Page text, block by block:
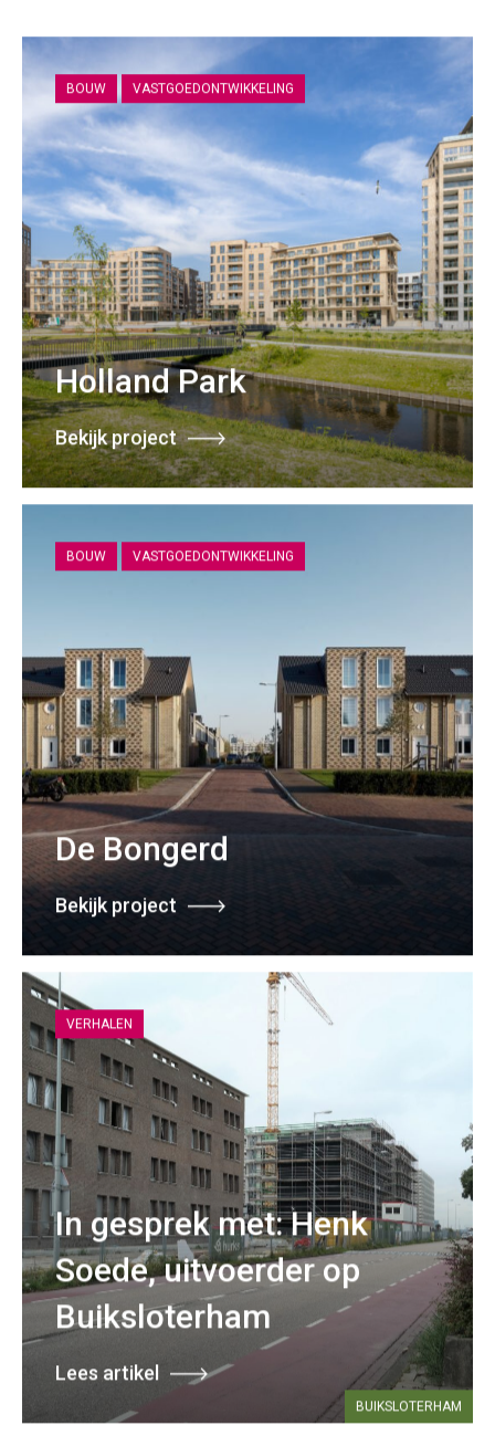
BOUW VASTGOEDONTWIKKELING
Holland Park
Bekijk project
BOUW VASTGOEDONTWIKKELING
De Bongerd
Bekijk project
BUIKSLOTERHAM
VERHALEN
In gesprek met: Henk
Soede, uitvoerder op
Buiksloterham
Lees artikel